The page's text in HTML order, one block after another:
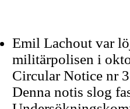
Emil Lachout var
militärpolisen i
Circular Notice nr
Denna notis slog